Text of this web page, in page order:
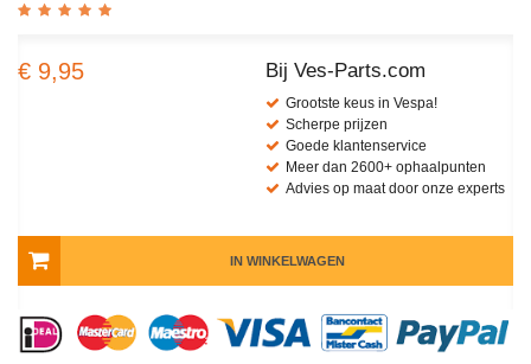
€ 9,95 Bij Ves-Parts.com
Grootste keus in Vespa!
Scherpe prijzen
Goede klantenservice
Meer dan 2600+ ophaalpunten
Advies op maat door onze experts
IN WINKELWAGEN